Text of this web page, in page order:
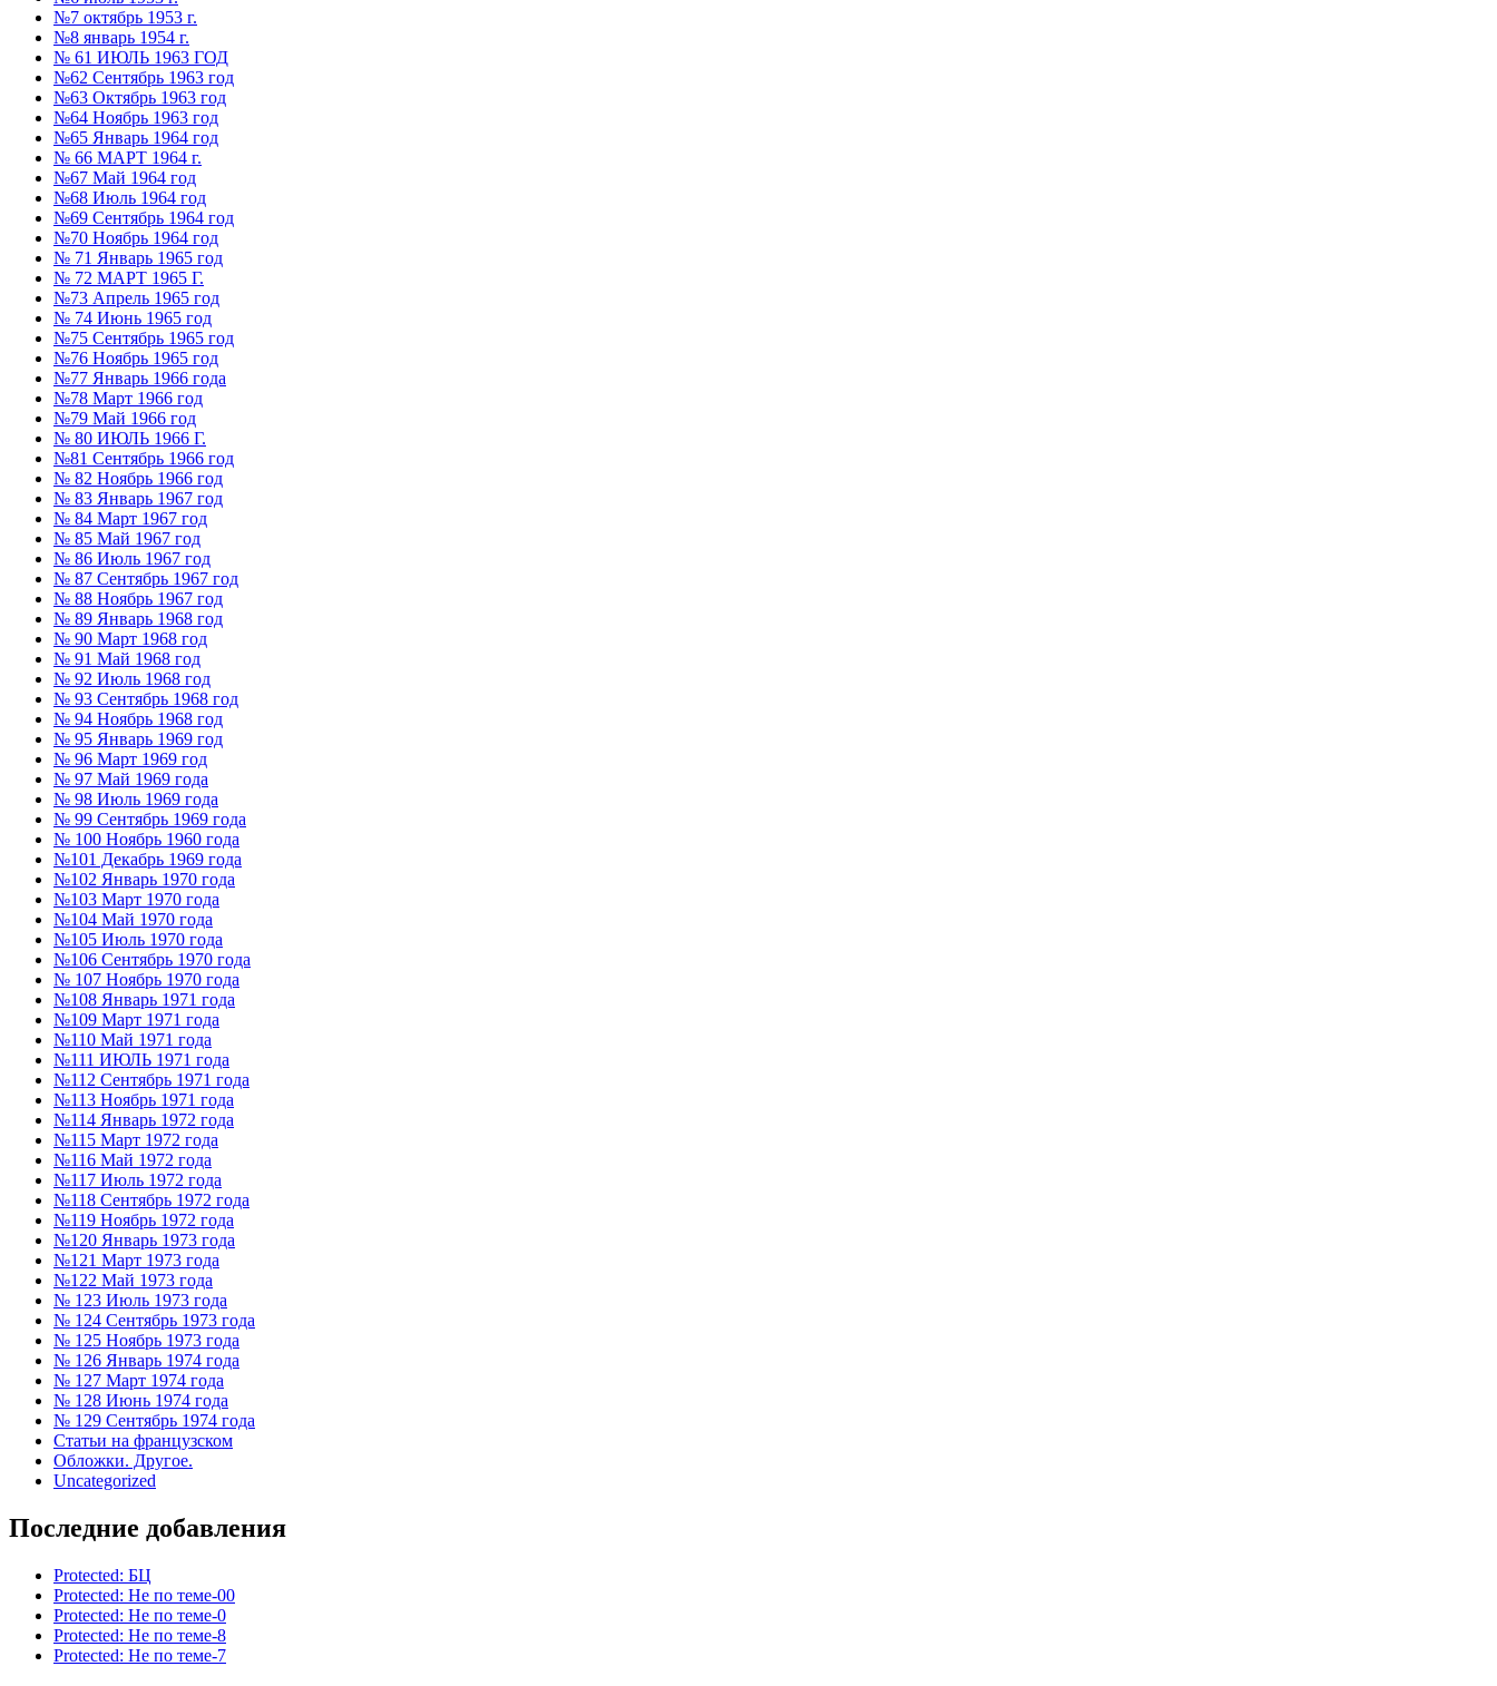
№7 октябрь 1953 г.
№8 январь 1954 г.
№ 61 ИЮЛЬ 1963 ГОД
№62 Сентябрь 1963 год
№63 Октябрь 1963 год
№64 Ноябрь 1963 год
№65 Январь 1964 год
№ 66 МАРТ 1964 г.
№67 Май 1964 год
№68 Июль 1964 год
№69 Сентябрь 1964 год
№70 Ноябрь 1964 год
№ 71 Январь 1965 год
№ 72 МАРТ 1965 Г.
№73 Апрель 1965 год
№ 74 Июнь 1965 год
№75 Сентябрь 1965 год
№76 Ноябрь 1965 год
№77 Январь 1966 года
№78 Март 1966 год
№79 Май 1966 год
№ 80 ИЮЛЬ 1966 Г.
№81 Сентябрь 1966 год
№ 82 Ноябрь 1966 год
№ 83 Январь 1967 год
№ 84 Март 1967 год
№ 85 Май 1967 год
№ 86 Июль 1967 год
№ 87 Сентябрь 1967 год
№ 88 Ноябрь 1967 год
№ 89 Январь 1968 год
№ 90 Март 1968 год
№ 91 Май 1968 год
№ 92 Июль 1968 год
№ 93 Сентябрь 1968 год
№ 94 Ноябрь 1968 год
№ 95 Январь 1969 год
№ 96 Март 1969 год
№ 97 Май 1969 года
№ 98 Июль 1969 года
№ 99 Сентябрь 1969 года
№ 100 Ноябрь 1960 года
№101 Декабрь 1969 года
№102 Январь 1970 года
№103 Март 1970 года
№104 Май 1970 года
№105 Июль 1970 года
№106 Сентябрь 1970 года
№ 107 Ноябрь 1970 года
№108 Январь 1971 года
№109 Март 1971 года
№110 Май 1971 года
№111 ИЮЛЬ 1971 года
№112 Сентябрь 1971 года
№113 Ноябрь 1971 года
№114 Январь 1972 года
№115 Март 1972 года
№116 Май 1972 года
№117 Июль 1972 года
№118 Сентябрь 1972 года
№119 Ноябрь 1972 года
№120 Январь 1973 года
№121 Март 1973 года
№122 Май 1973 года
№ 123 Июль 1973 года
№ 124 Сентябрь 1973 года
№ 125 Ноябрь 1973 года
№ 126 Январь 1974 года
№ 127 Март 1974 года
№ 128 Июнь 1974 года
№ 129 Сентябрь 1974 года
Статьи на французском
Обложки. Другое.
Uncategorized
Последние добавления
Protected: БЦ
Protected: Не по теме-00
Protected: Не по теме-0
Protected: Не по теме-8
Protected: Не по теме-7